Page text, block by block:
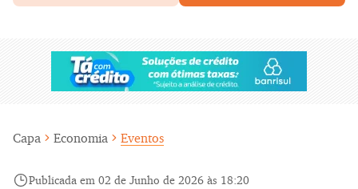
Capa Economia Eventos
Publicada em 02 de Junho de 2026 às 18:20